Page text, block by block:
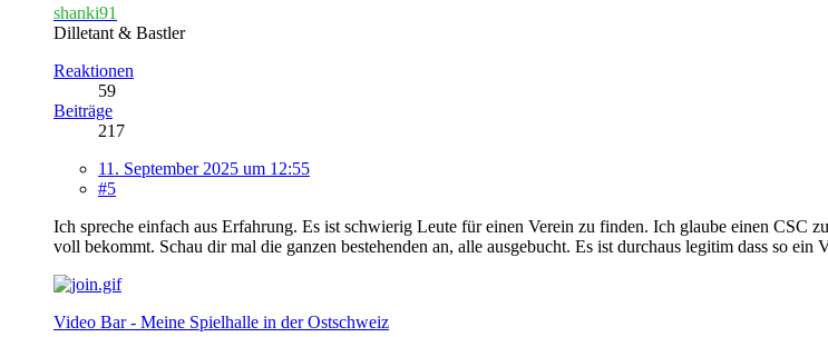
shanki91
Dilletant & Bastler
Reaktionen
59
Beiträge
217
11. September 2025 um 12:55
#5
Ich spreche einfach aus Erfahrung. Es ist schwierig Leute für einen Verein zu finden. Ich glaube einen CSC
voll bekommt. Schau dir mal die ganzen bestehenden an, alle ausgebucht. Es ist durchaus legitim dass so
Video Bar - Meine Spielhalle in der Ostschweiz